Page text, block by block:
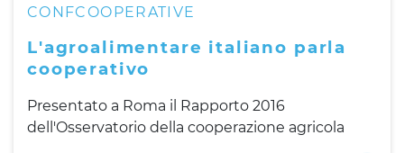
CONFCOOPERATIVE
L'agroalimentare italiano parla
cooperativo
Presentato a Roma il Rapporto 2016
dell'Osservatorio della cooperazione agricola